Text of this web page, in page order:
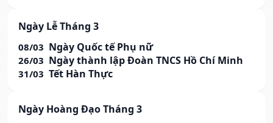
Ngày Lễ Tháng 3
08/03 Ngày Quốc tế Phụ nữ
26/03 Ngày thành lập Đoàn TNCS Hồ Chí Minh
31/03 Tết Hàn Thực
Ngày Hoàng Đạo Tháng 3